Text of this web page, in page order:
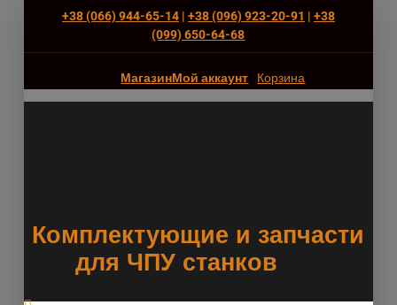
+38 (066) 944-65-14| +38 (096) 923-20-91 | +38
(‎099) 650-64-68
МагазинМой аккаунт Корзина
Комплектующие и запчасти
для ЧПУ станков